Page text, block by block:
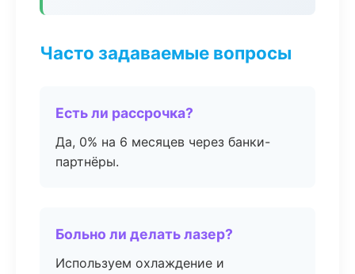
Часто задаваемые вопросы
Есть ли рассрочка?
Да, 0% на 6 месяцев через банки-
партнёры.
Больно ли делать лазер?
Используем охлаждение и